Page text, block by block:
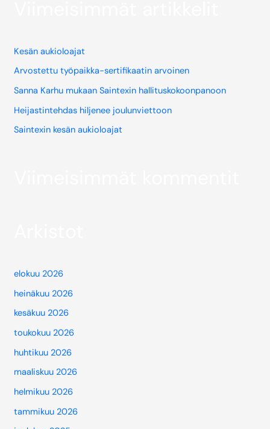
Kesän aukioloajat
Arvostettu työpaikka-sertifikaatin arvoinen
Sanna Karhu mukaan Saintexin hallituskokoonpanoon
Heijastintehdas hiljenee joulunviettoon
Saintexin kesän aukioloajat
elokuu 2026
heinäkuu 2026
kesäkuu 2026
toukokuu 2026
huhtikuu 2026
maaliskuu 2026
helmikuu 2026
tammikuu 2026